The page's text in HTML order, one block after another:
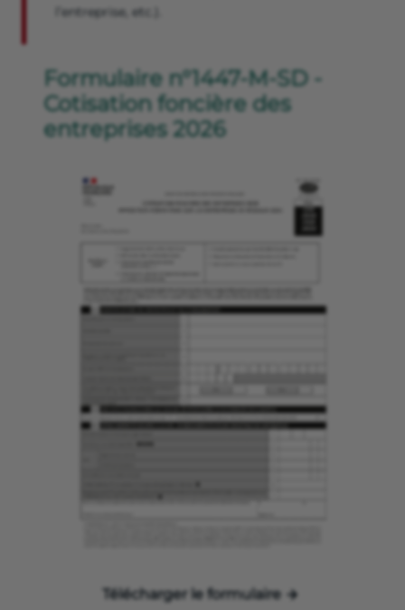
l’entreprise, etc.).
Formulaire n°1447-M-SD -
Cotisation foncière des
entreprises 2026
Télécharger le formulaire